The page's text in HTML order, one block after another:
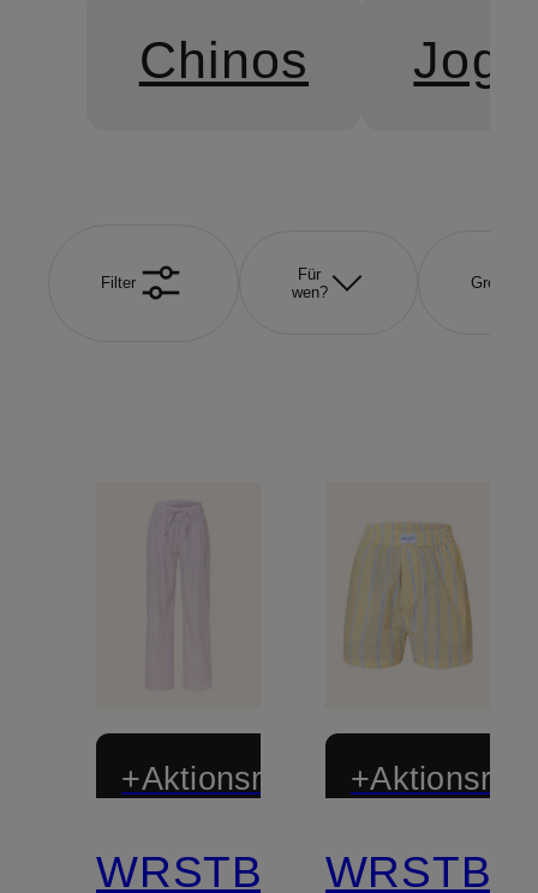
Chinos
Filter
Für
wen?
Größe
+Aktionsrabatt
WRSTBHVR